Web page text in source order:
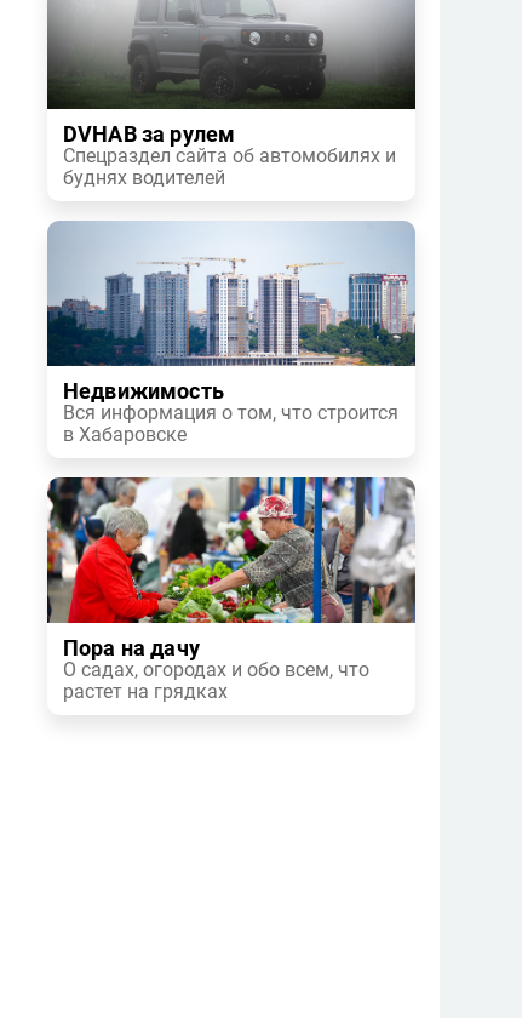
DVHAB за рулем
Спецраздел сайта об автомобилях и
буднях водителей
Недвижимость
Вся информация о том, что строится
в Хабаровске
Пора на дачу
О садах, огородах и обо всем, что
растет на грядках